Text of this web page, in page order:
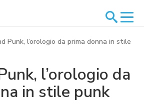
Punk, l’orologio da prima donna in stile
l’orologio da
in stile punk